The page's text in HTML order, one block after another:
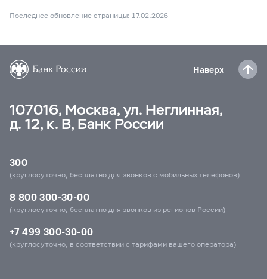
Последнее обновление страницы: 17.02.2026
Наверх
107016, Москва, ул. Неглинная,
д. 12, к. В, Банк России
300
(круглосуточно, бесплатно для звонков с мобильных телефонов)
8 800 300-30-00
(круглосуточно, бесплатно для звонков из регионов России)
+7 499 300-30-00
(круглосуточно, в соответствии с тарифами вашего оператора)